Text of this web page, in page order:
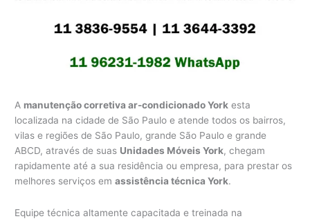
A manutenção corretiva ar-condicionado York esta
localizada na cidade de São Paulo e atende todos os bairros,
vilas e regiões de São Paulo, grande São Paulo e grande
ABCD, através de suas Unidades Móveis York, chegam
rapidamente até a sua residência ou empresa, para prestar os
melhores serviços emassistência técnica York.
Equipe técnica altamente capacitada e treinada na